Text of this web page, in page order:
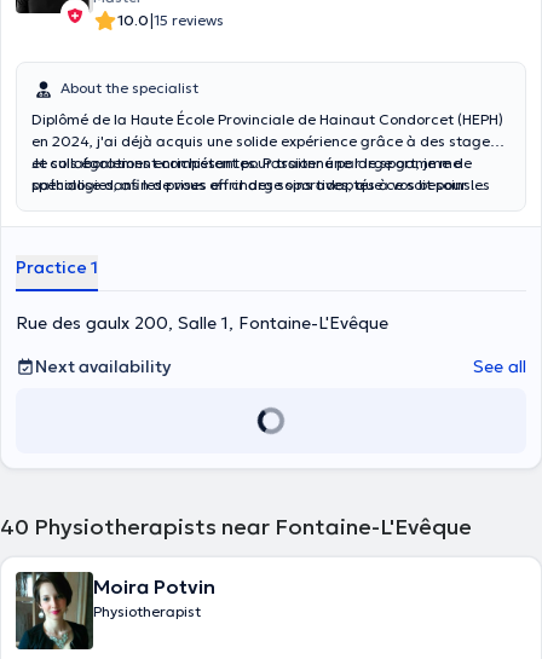
10.0|15 reviews
About the specialist
Diplômé de la Haute École Provinciale de Hainaut Condorcet (HEPH)
en 2024, j'ai déjà acquis une solide expérience grâce à des stages
et collaborations enrichissantes. Passionné par le sport, je me
spécialise dans les prises en charge sportives, que ce soit pour les
Je suis également compétent pour traiter une large gamme de
pathologies, afin de vous offrir des soins adaptés à vos besoins
professionnelle, je m'engage à vous accompagner sur le chemin de
Practice 1
Rue des gaulx 200, Salle 1, Fontaine-L'Evêque
Next availability
See all
40 Physiotherapists near Fontaine-L'Evêque
Moira Potvin
Physiotherapist